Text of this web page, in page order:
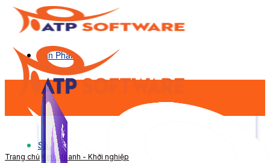
Sản Phẩm
Sản Phẩm
Trang chủ Kinh doanh - Khởi nghiệp